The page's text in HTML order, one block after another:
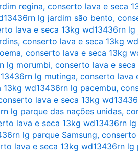
regina, conserto lava e seca
lg jardim são bento,
lava e seca 13kg wd13436rn lg
, conserto lava e seca 13kg
, conserto lava e seca 13kg
lg morumbi, conserto lava e
lg mutinga, conserto lava
wd13436rn lg pacembu,
lava e seca 13kg
lg parque das nações unidas,
lava e seca 13kg wd13436rn
lg parque Samsung, conserto
lava e seca 13kg wd13436rn lg